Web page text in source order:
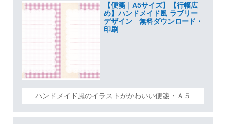
【便箋｜A5サイズ】【行幅広
め】ハンドメイド風 ラブリー
デザイン 無料ダウンロード・
印刷
ハンドメイド風のイラストがかわいい便箋・Ａ５